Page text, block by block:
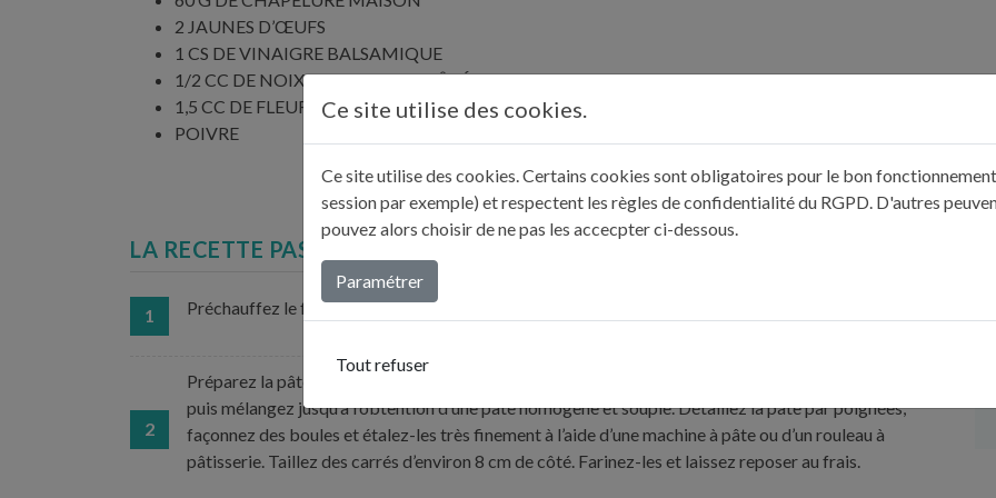
2 JAUNES D’ŒUFS
1 CS DE VINAIGRE BALSAMIQUE
1/2 CC DE NOIX DE MUSCADE RÂPÉE
1,5 CC DE FLEUR DE SEL
POIVRE
LA RECETTE PAS À PAS...
1 Préchauffez le four à 180 °C (th. 6).
2
Préparez la pâte : mettez la farine, la semoule, 1 cuiller à soupe d’eau, l’huile et l’œuf dans un saladier,
puis mélangez jusqu’à l’obtention d’une pâte homogène et souple. Détaillez la pâte par poignées,
façonnez des boules et étalez-les très finement à l’aide d’une machine à pâte ou d’un rouleau à
pâtisserie. Taillez des carrés d’environ 8 cm de côté. Farinez-les et laissez reposer au frais.
Ce site utilise des cookies.
Ce site utilise des cookies. Certains cookies sont obligatoires pour le bon
session par exemple) et respectent les règles de confidentialité du RGPD. D'autres
pouvez alors choisir de ne pas les accecpter ci-dessous.
Paramétrer
Tout refuser